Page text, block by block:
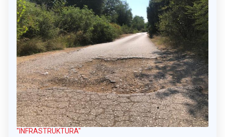
"INFRASTRUKTURA"